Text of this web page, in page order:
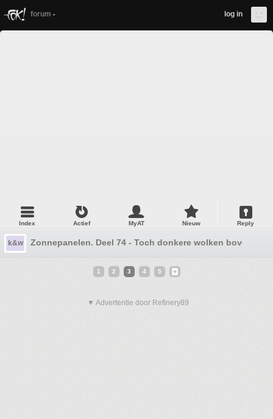
forum log in
Index Actief MyAT Nieuw Reply
k&w Zonnepanelen. Deel 74 - Toch donkere wolken boven
1 2 3 4 5
▼ Advertentie door Refinery89